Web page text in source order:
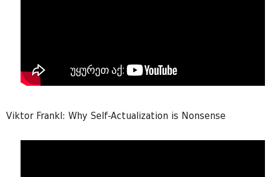
Viktor Frankl: Why Self-Actualization is Nonsense